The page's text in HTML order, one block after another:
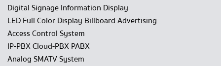
Digital Signage Information Display
LED Full Color Display Billboard Advertising
Access Control System
IP-PBX Cloud-PBX PABX
Analog SMATV System